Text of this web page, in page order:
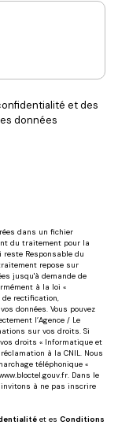
et des
données
dans un fichier
du traitement pour la
reste Responsable du
repose sur
jusqu'à demande de
à la loi «
de rectification,
données. Vous pouvez
l’Agence / Le
sur vos droits. Si
droits « Informatique et
à la CNIL. Nous
téléphonique «
. Dans le
invitons à ne pas inscrire
et es Conditions